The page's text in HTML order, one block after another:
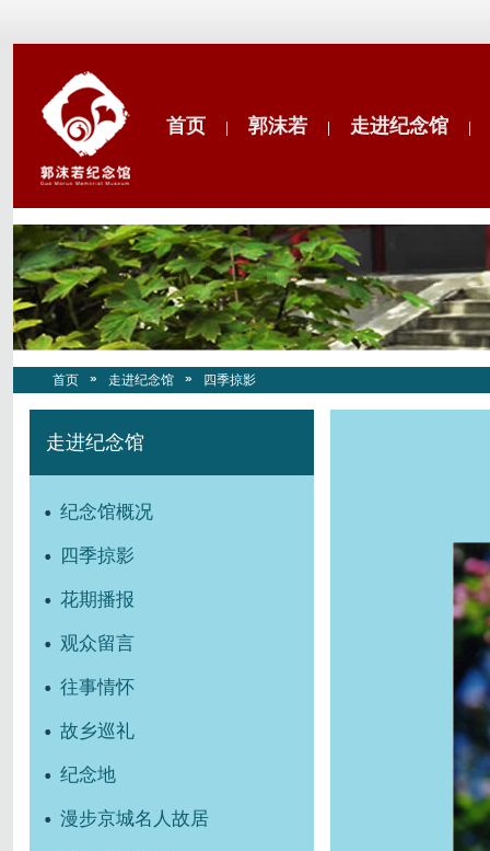
首页 郭沫若 走进纪念馆
首页 走进纪念馆 四季掠影
走进纪念馆
纪念馆概况
四季掠影
花期播报
观众留言
往事情怀
故乡巡礼
纪念地
漫步京城名人故居